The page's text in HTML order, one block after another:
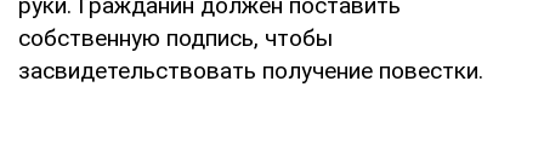
собственную подпись, чтобы
засвидетельствовать получение повестки.